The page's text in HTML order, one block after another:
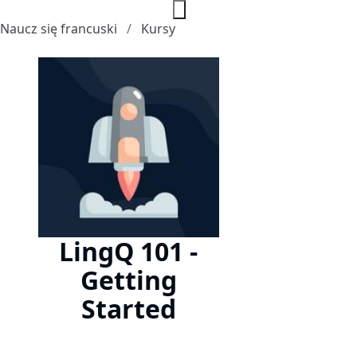
Naucz się francuski Kursy
LingQ 101 -
Getting
Started